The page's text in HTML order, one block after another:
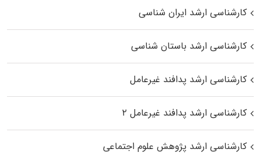
کارشناسی ارشد ایران شناسی
کارشناسی ارشد باستان شناسی
کارشناسی ارشد پدافند غیرعامل
کارشناسی ارشد پدافند غیرعامل ۲
کارشناسی ارشد پژوهش علوم اجتماعی